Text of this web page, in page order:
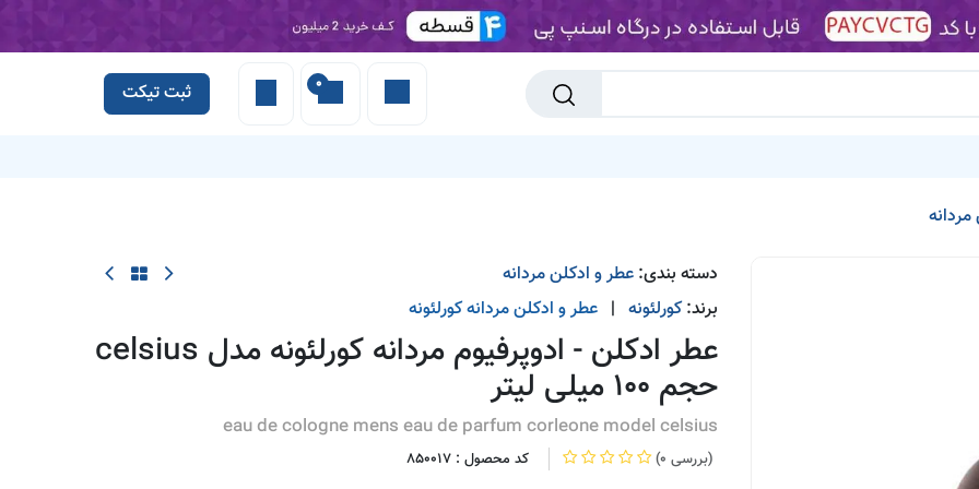
0 ثبت تیکت
دسته بندی: عطر و ادکلن مردانه
برند: کورلئونه | عطر و ادکلن مردانهکورلئونه
عطر ادکلن - ادوپرفیوم مردانه کورلئونه مدل celsius
حجم 100 میلی لیتر
eau de cologne mens eau de parfum corleone model celsius
(0 بررسی) کد محصول : 850017